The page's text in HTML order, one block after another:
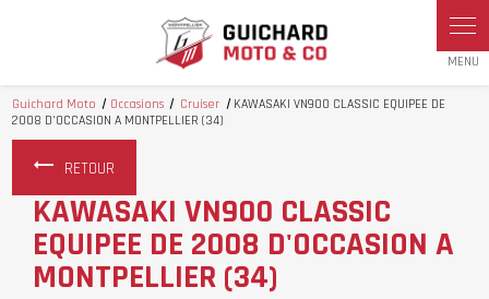
Guichard Moto Occasions Cruiser
KAWASAKI VN900 CLASSIC EQUIPEE DE
2008 D'OCCASION A MONTPELLIER (34)
RETOUR
KAWASAKI VN900 CLASSIC
EQUIPEE DE 2008 D'OCCASION A
MONTPELLIER (34)